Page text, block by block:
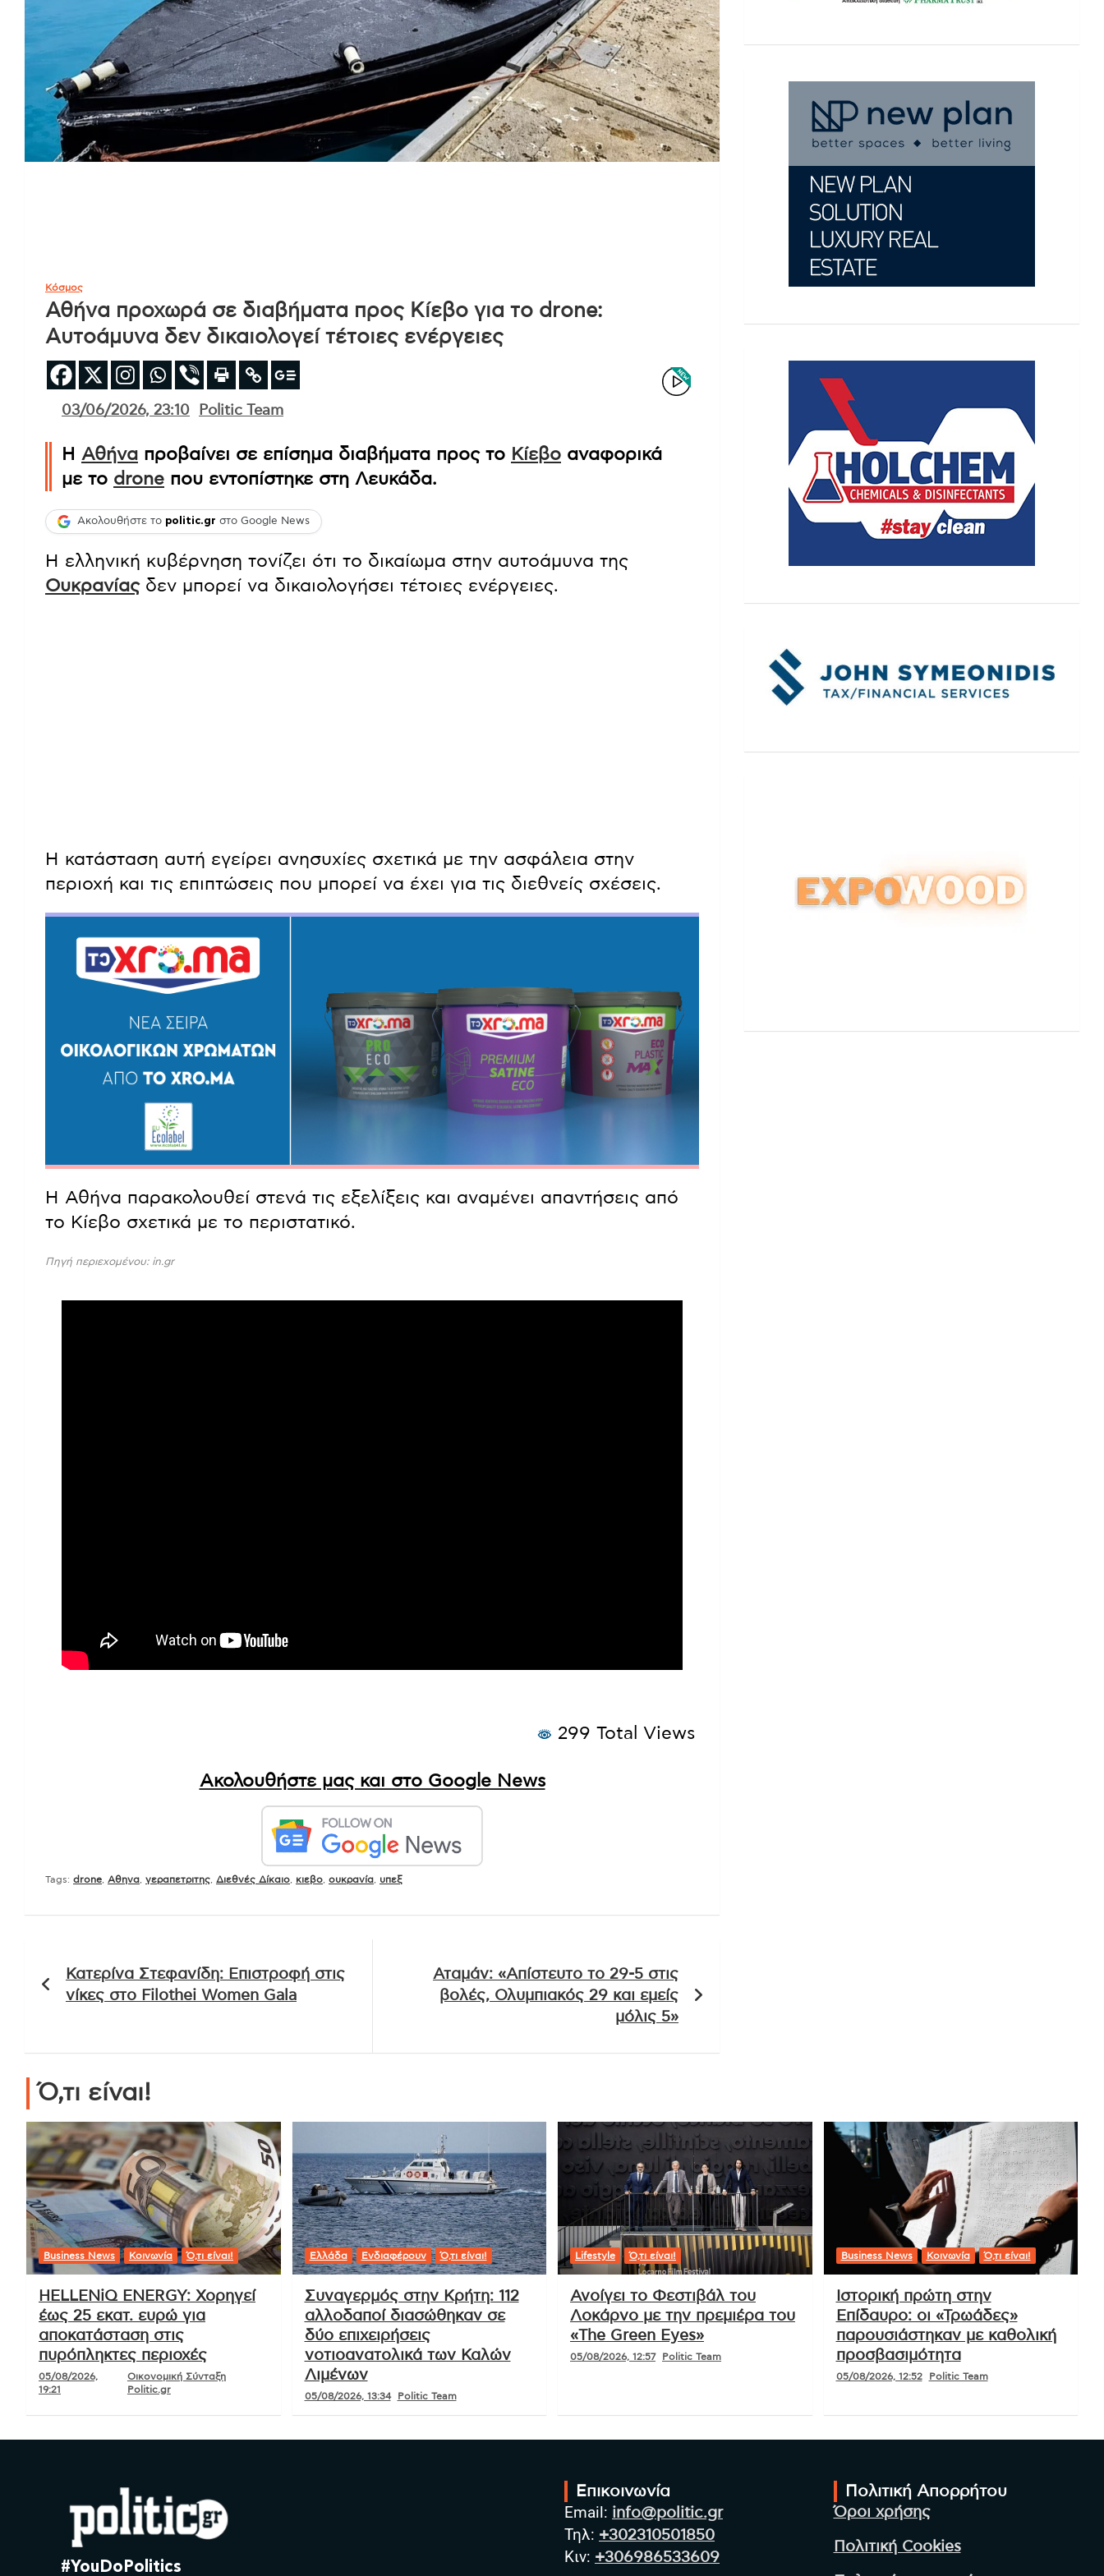
Κόσμος
Αθήνα προχωρά σε διαβήματα προς Κίεβο για το drone:
Αυτοάμυνα δεν δικαιολογεί τέτοιες ενέργειες
03/06/2026, 23:10 Politic Team
Η Αθήνα προβαίνει σε επίσημα διαβήματα προς το Κίεβο αναφορικά
με το drone που εντοπίστηκε στη Λευκάδα.
Ακολουθήστε το politic.gr στο Google News
Η ελληνική κυβέρνηση τονίζει ότι το δικαίωμα στην αυτοάμυνα της
Ουκρανίαςδεν μπορεί να δικαιολογήσει τέτοιες ενέργειες.
Η κατάσταση αυτή εγείρει ανησυχίες σχετικά με την ασφάλεια στην
περιοχή και τις επιπτώσεις που μπορεί να έχει για τις διεθνείς σχέσεις.
Η Αθήνα παρακολουθεί στενά τις εξελίξεις και αναμένει απαντήσεις από
το Κίεβο σχετικά με το περιστατικό.
Πηγή περιεχομένου: in.gr
299 Total Views
Ακολουθήστε μας και στο Google News
Tags: drone Αθηνα γεραπετριτης Διεθνές Δίκαιο κιεβο ουκρανία υπεξ
άρθρων
Κατερίνα Στεφανίδη: Επιστροφή στις
νίκες στο Filothei Women Gala
Αταμάν: «Απίστευτο το 29-5 στις
βολές, Ολυμπιακός 29 και εμείς
μόλις 5»
Ό,τι είναι!
Business News Κοινωνία Ό,τι είναι!
HELLENiQ ENERGY: Χορηγεί
έως 25 εκατ. ευρώ για
αποκατάσταση στις
πυρόπληκτες περιοχές
05/08/2026,
19:21
Οικονομική Σύνταξη
Politic.gr
Ελλάδα Ενδιαφέρουν Ό,τι είναι!
Συναγερμός στην Κρήτη: 112
αλλοδαποί διασώθηκαν σε
δύο επιχειρήσεις
νοτιοανατολικά των Καλών
Λιμένων
05/08/2026, 13:34 Politic Team
Lifestyle Ό,τι είναι!
Ανοίγει το Φεστιβάλ του
Λοκάρνο με την πρεμιέρα του
«The Green Eyes»
05/08/2026, 12:57 Politic Team
Business News Κοινωνία Ό,τι είναι!
Ιστορική πρώτη στην
Επίδαυρο: οι «Τρωάδες»
παρουσιάστηκαν με καθολική
προσβασιμότητα
05/08/2026, 12:52 Politic Team
#YouDoPolitics
Επικοινωνία
Email: info@politic.gr
Τηλ: +302310501850
Κιν: +306986533609
Πολιτική Απορρήτου
Όροι χρήσης
Πολιτική Cookies